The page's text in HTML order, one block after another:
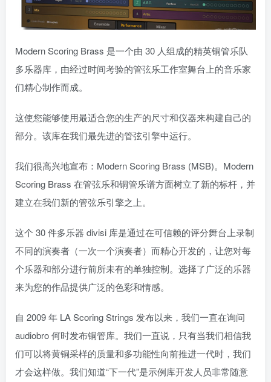
Modern Scoring Brass 是一个由 30 人组成的精英铜管乐队
多乐器库，由经过时间考验的管弦乐工作室舞台上的音乐家
们精心制作而成。
这使您能够使用最适合您的生产的尺寸和仪器来构建自己的
部分。该库在我们最先进的管弦引擎中运行。
我们很高兴地宣布：Modern Scoring Brass (MSB)。Modern
Scoring Brass 在管弦乐和铜管乐谱方面树立了新的标杆，并
建立在我们新的管弦乐引擎之上。
这个 30 件多乐器 divisi 库是通过在可信赖的评分舞台上录制
不同的演奏者（一次一个演奏者）而精心开发的，让您对每
个乐器和部分进行前所未有的单独控制。选择了广泛的乐器
来为您的作品提供广泛的色彩和情感。
自 2009 年 LA Scoring Strings 发布以来，我们一直在询问
audiobro 何时发布铜管库。我们一直说，只有当我们相信我
们可以将黄铜采样的质量和多功能性向前推进一代时，我们
才会这样做。我们知道“下一代”是示例库开发人员非常随意